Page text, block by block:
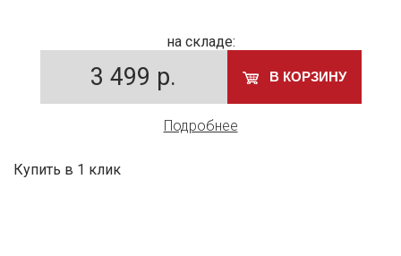
на складе:
3 499 р. В КОРЗИНУ
Подробнее
Купить в 1 клик